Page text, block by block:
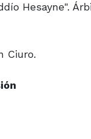
Hesayne".
Ciuro.